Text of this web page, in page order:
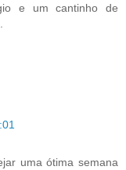
e um cantinho de
uma ótima semana